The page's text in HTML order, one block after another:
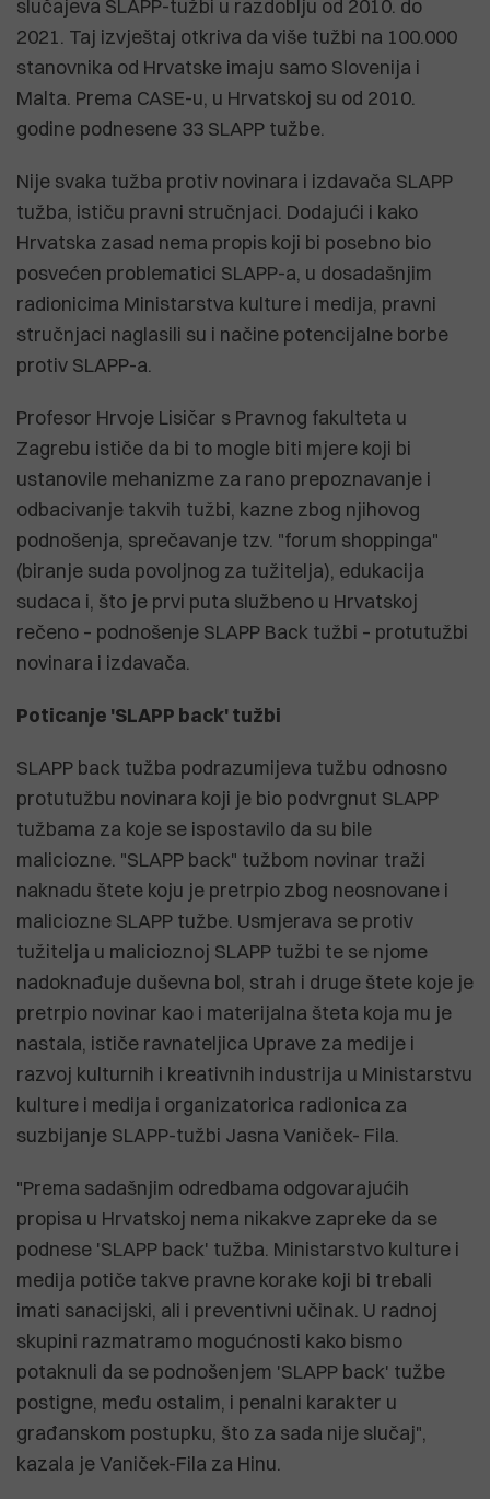
slučajeva SLAPP-tužbi u razdoblju od 2010. do
2021. Taj izvještaj otkriva da više tužbi na 100.000
stanovnika od Hrvatske imaju samo Slovenija i
Malta. Prema CASE-u, u Hrvatskoj su od 2010.
godine podnesene 33 SLAPP tužbe.
Nije svaka tužba protiv novinara i izdavača SLAPP
tužba, ističu pravni stručnjaci. Dodajući i kako
Hrvatska zasad nema propis koji bi posebno bio
posvećen problematici SLAPP-a, u dosadašnjim
radionicima Ministarstva kulture i medija, pravni
stručnjaci naglasili su i načine potencijalne borbe
protiv SLAPP-a.
Profesor Hrvoje Lisičar s Pravnog fakulteta u
Zagrebu ističe da bi to mogle biti mjere koji bi
ustanovile mehanizme za rano prepoznavanje i
odbacivanje takvih tužbi, kazne zbog njihovog
podnošenja, sprečavanje tzv. "forum shoppinga"
(biranje suda povoljnog za tužitelja), edukacija
sudaca i, što je prvi puta službeno u Hrvatskoj
rečeno – podnošenje SLAPP Back tužbi – protutužbi
novinara i izdavača.
Poticanje 'SLAPP back' tužbi
SLAPP back tužba podrazumijeva tužbu odnosno
protutužbu novinara koji je bio podvrgnut SLAPP
tužbama za koje se ispostavilo da su bile
maliciozne. "SLAPP back" tužbom novinar traži
naknadu štete koju je pretrpio zbog neosnovane i
maliciozne SLAPP tužbe. Usmjerava se protiv
tužitelja u malicioznoj SLAPP tužbi te se njome
nadoknađuje duševna bol, strah i druge štete koje je
pretrpio novinar kao i materijalna šteta koja mu je
nastala, ističe ravnateljica Uprave za medije i
razvoj kulturnih i kreativnih industrija u Ministarstvu
kulture i medija i organizatorica radionica za
suzbijanje SLAPP-tužbi Jasna Vaniček- Fila.
"Prema sadašnjim odredbama odgovarajućih
propisa u Hrvatskoj nema nikakve zapreke da se
podnese 'SLAPP back' tužba. Ministarstvo kulture i
medija potiče takve pravne korake koji bi trebali
imati sanacijski, ali i preventivni učinak. U radnoj
skupini razmatramo mogućnosti kako bismo
potaknuli da se podnošenjem 'SLAPP back' tužbe
postigne, među ostalim, i penalni karakter u
građanskom postupku, što za sada nije slučaj",
kazala je Vaniček-Fila za Hinu.